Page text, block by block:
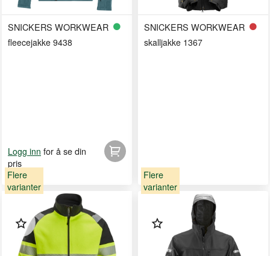
SNICKERS WORKWEAR
fleecejakke 9438
Logg inn for å se din
pris
SNICKERS WORKWEAR
skalljakke 1367
Flere
varianter
Flere
varianter